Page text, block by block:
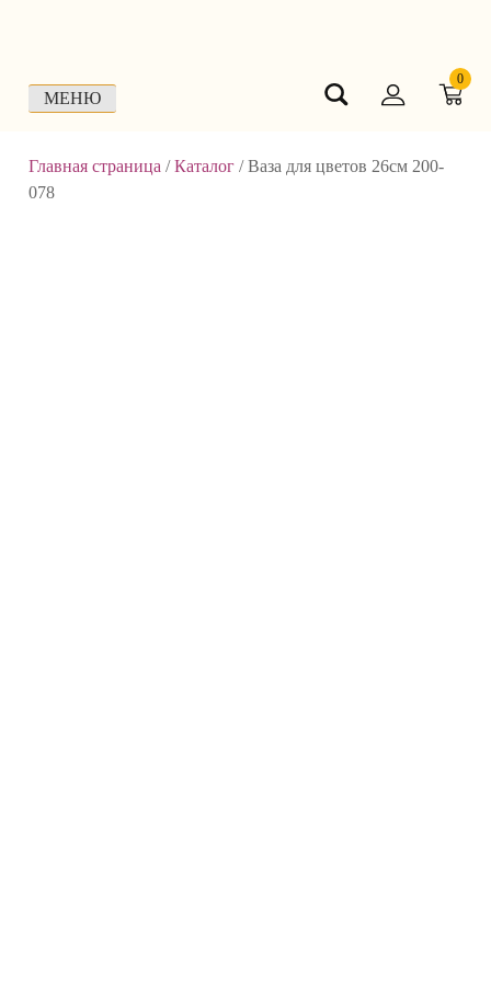
МЕНЮ
0
Главная страница /Каталог /Ваза для цветов 26см 200-
078